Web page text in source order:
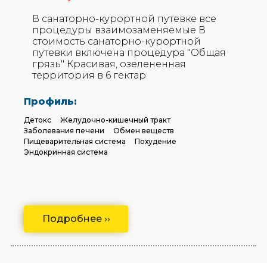
Подробнее ››
В санаторно-курортной путевке все
процедуры взаимозаменяемые В
стоимость санаторно-курортной
путевки включена процедура "Общая
грязь" Красивая, озелененная
территория в 6 гектар
Профиль:
Детокс
Желудочно-кишечный тракт
Заболевания печени
Обмен веществ
Пищеварительная система
Похудение
Эндокринная система